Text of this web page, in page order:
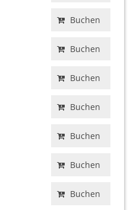
Buchen
Buchen
Buchen
Buchen
Buchen
Buchen
Buchen